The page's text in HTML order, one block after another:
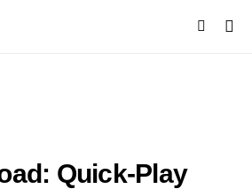
Quick‑Play